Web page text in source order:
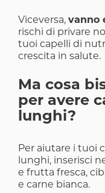
Viceversa, vanno
rischi di privare
tuoi capelli di
crescita in salute.
Ma cosa
per avere
lunghi?
Per aiutare i tuoi
lunghi, inserisci
e frutta fresca,
e carne bianca.